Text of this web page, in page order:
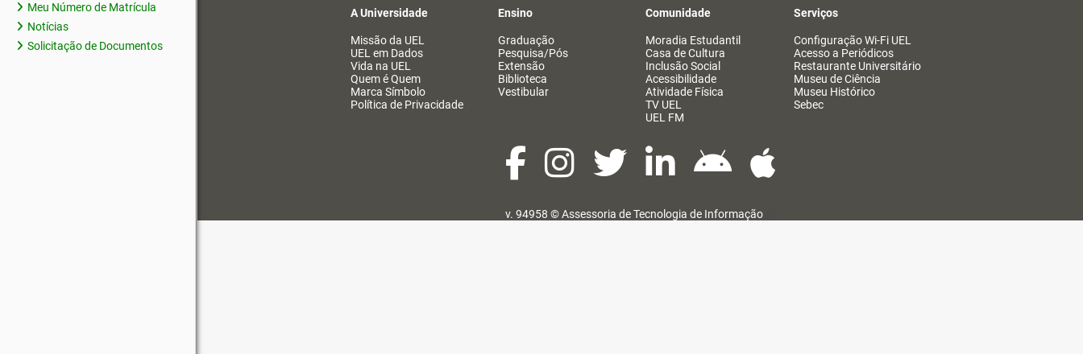
Meu Número de Matrícula
Notícias
Solicitação de Documentos
A Universidade
Missão da UEL
UEL em Dados
Vida na UEL
Quem é Quem
Marca Símbolo
Política de Privacidade
Ensino
Graduação
Pesquisa/Pós
Extensão
Biblioteca
Vestibular
Comunidade
Moradia Estudantil
Casa de Cultura
Inclusão Social
Acessibilidade
Atividade Física
TV UEL
UEL FM
Serviços
Configuração Wi-Fi UEL
Acesso a Periódicos
Restaurante Universitário
Museu de Ciência
Museu Histórico
Sebec
v. 94958 ©Assessoria de Tecnologia de Informação